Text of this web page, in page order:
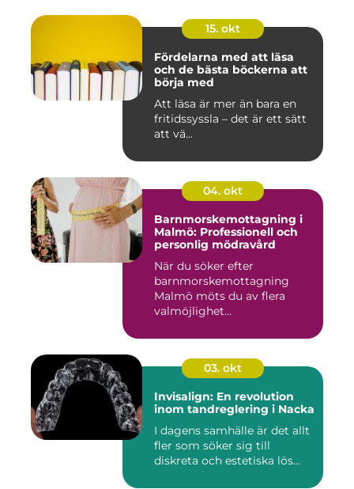
15. okt
Fördelarna med att läsa
och de bästa böckerna att
börja med
Att läsa är mer än bara en
fritidssyssla – det är ett sätt
att vä...
04. okt
Barnmorskemottagning i
Malmö: Professionell och
personlig mödravård
När du söker efter
barnmorskemottagning
Malmö möts du av flera
valmöjlighet...
03. okt
Invisalign: En revolution
inom tandreglering i Nacka
I dagens samhälle är det allt
fler som söker sig till
diskreta och estetiska lös...